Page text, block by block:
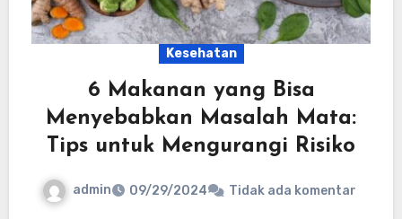
Kesehatan
6 Makanan yang Bisa
Menyebabkan Masalah Mata:
Tips untuk Mengurangi Risiko
admin 09/29/2024 Tidak ada komentar